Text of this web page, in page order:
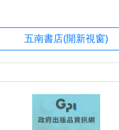
五南書店(開新視窗)